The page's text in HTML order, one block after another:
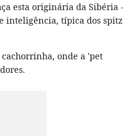
esta originária da Sibéria -
inteligência, típica dos spitz
onde a 'pet